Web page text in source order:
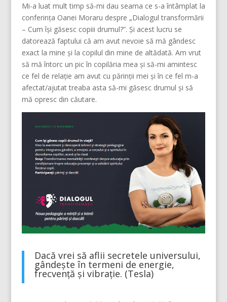
Mi-a luat mult timp să-mi dau seama ce s-a întâmplat la
conferința Oanei Moraru despre „Dialogul transformării
– Cum își găsesc copiii drumul?”. Și acest lucru se
datorează faptului că am avut nevoie să mă gândesc
exact la mine și la copilul din mine de altădată. Am vrut
să mă întorc un pic în copilăria mea și să-mi amintesc
ce fel de relație am avut cu părinții mei și în ce fel m-a
afectat/ajutat treaba asta să-mi găsesc drumul și să
mă opresc din căutare.
Dacă vrei să aflii secretele universului,
gândește în termeni de energie,
frecvență și vibrație. (Tesla)